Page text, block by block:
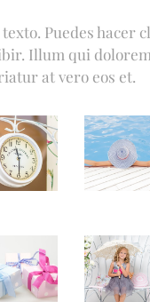
Puedes hacer
Illum qui
at vero eos et.